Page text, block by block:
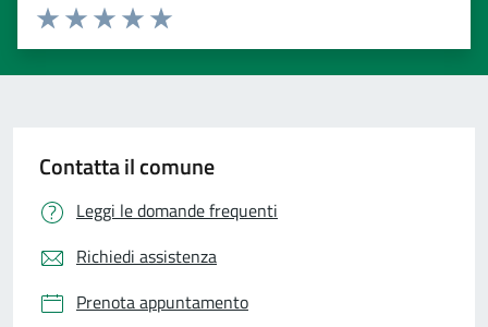
Valuta 5 stelle su 5
Valuta 4 stelle su 5
Valuta 3 stelle su 5
Valuta 2 stelle su 5
Valuta 1 stelle su 5
Contatta il comune
Leggi le domande frequenti
Richiedi assistenza
Prenota appuntamento